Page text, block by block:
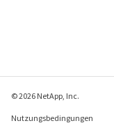
© 2026 NetApp, Inc.
Nutzungsbedingungen